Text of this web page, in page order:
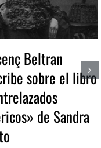
Beltran
sobre el libro
de Sandra